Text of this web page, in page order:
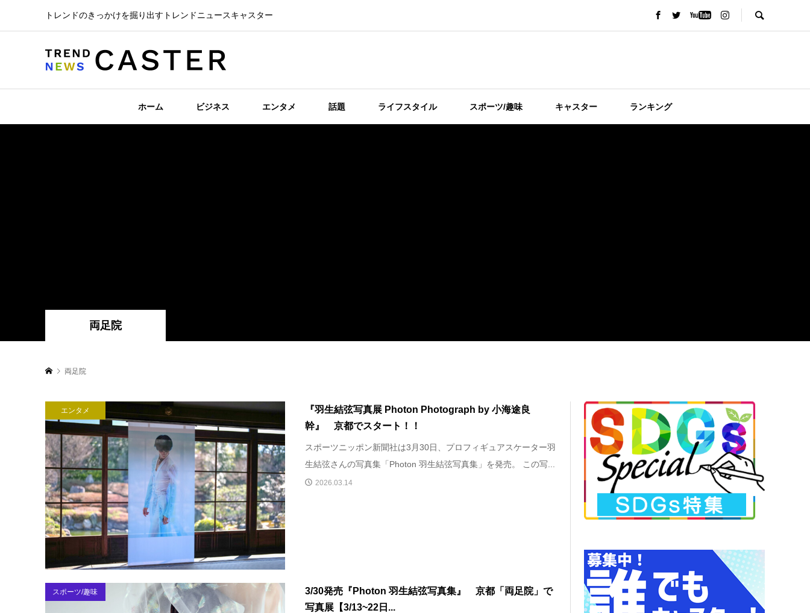
トレンドのきっかけを掘り出すトレンドニュースキャスター
ホーム ビジネス エンタメ 話題 ライフスタイル スポーツ/趣味 キャスター ランキング
両足院
両足院
エンタメ
『羽生結弦写真展 Photon Photograph by 小海途良
幹』 京都でスタート！！
スポーツニッポン新聞社は3月30日、プロフィギュアスケーター羽
生結弦さんの写真集「Photon 羽生結弦写真集」を発売。 この写...
2026.03.14
スポーツ/趣味
3/30発売『Photon 羽生結弦写真集』 京都「両足院」で
写真展【3/13~22日...